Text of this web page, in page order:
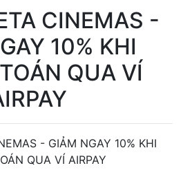
CINEMAS -
10% KHI
QUA VÍ